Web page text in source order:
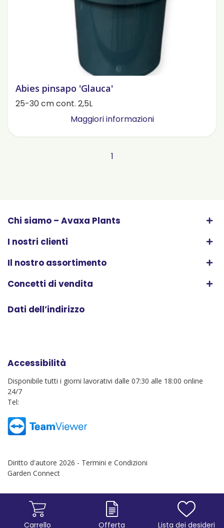
Abies pinsapo 'Glauca'
25-30 cm cont. 2,5L
Maggiori informazioni
1
Chi siamo – Avaxa Plants
I nostri clienti
Il nostro assortimento
Concetti di vendita
Dati dell’indirizzo
Accessibilità
Disponibile tutti i giorni lavorativi dalle 07:30 alle 18:00 online
24/7
Tel:
Diritto d'autore 2026 - Termini e Condizioni
Garden Connect
Carrello Offerta Lista dei desideri